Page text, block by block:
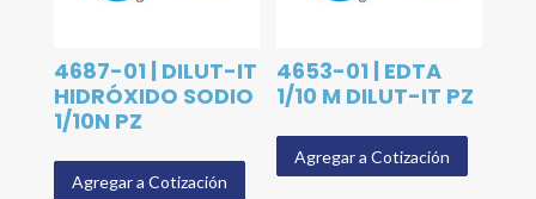
4687-01 | DILUT-IT
HIDRÓXIDO SODIO
1/10N PZ
Agregar a Cotización
4653-01 | EDTA
1/10 M DILUT-IT PZ
Agregar a Cotización